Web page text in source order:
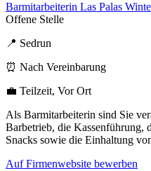
Barmitarbeiterin Las Palas
Offene Stelle
📍 Sedrun
⏰ Nach Vereinbarung
💼 Teilzeit, Vor Ort
Als Barmitarbeiterin sind Sie
Barbetrieb, die Kassenführung,
Snacks sowie die Einhaltung
Auf Firmenwebsite bewerben